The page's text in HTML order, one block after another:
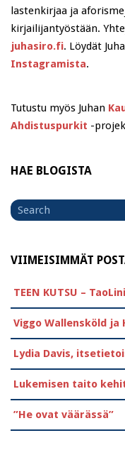
lastenkirjaa ja
kirjailijantyöstään.
juhasiro.fi. Löydät
Instagramista.
Tutustu myös Juhan
Ahdistuspurkit -
HAE BLOGISTA
Search
for
VIIMEISIMMÄT
TEEN KUTSU –
Viggo Wallensköld
Lydia Davis,
Lukemisen taito
”He ovat väärässä”